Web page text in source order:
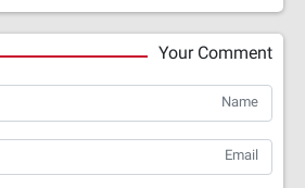
Your Comment